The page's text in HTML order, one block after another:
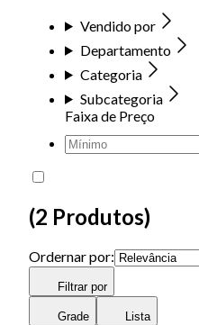
Vendido por
Departamento
Categoria
Subcategoria
Faixa de Preço
(2 Produtos)
Ordernar por:
Filtrar por
Grade Lista